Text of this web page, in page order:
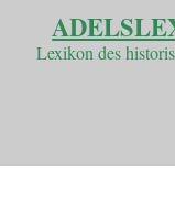
Lexikon des